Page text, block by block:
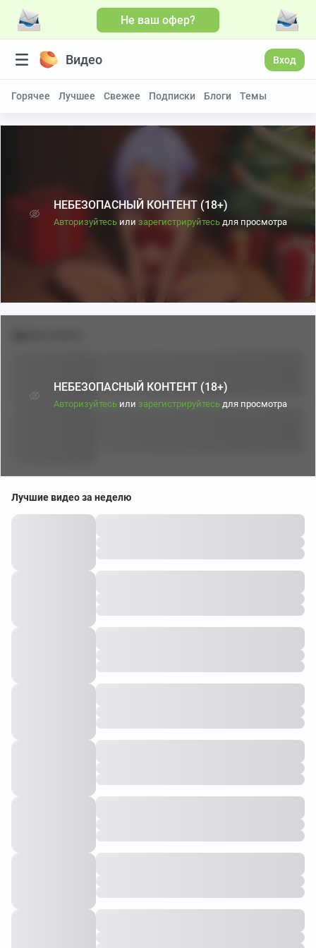
Не ваш офер?
Видео Вход
Горячее Лучшее Свежее Подписки Блоги Темы
НЕБЕЗОПАСНЫЙ КОНТЕНТ (18+)
Авторизуйтесь или зарегистрируйтесь для просмотра
НЕБЕЗОПАСНЫЙ КОНТЕНТ (18+)
Авторизуйтесь или зарегистрируйтесь для просмотра
Лучшие видео за неделю